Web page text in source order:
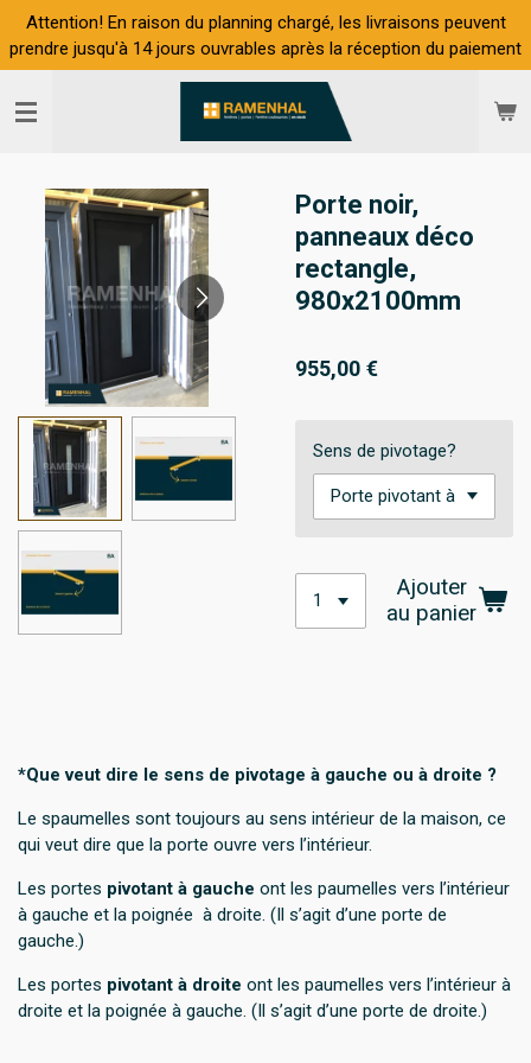
Passer
au
contenu
principal
Attention! En raison du planning chargé, les livraisons peuvent
prendre jusqu'à 14 jours ouvrables après la réception du paiement
Porte noir,
panneaux déco
rectangle,
980x2100mm
955,00 €
Sens de pivotage?
Ajouter
au panier
*Que veut dire le sens de pivotage à gauche ou à droite ?
Le spaumelles sont toujours au sens intérieur de la maison, ce
qui veut dire que la porte ouvre vers l’intérieur.
Les portes pivotant à gauche ont les paumelles vers l’intérieur
à gauche et la poignée à droite. (Il s’agit d’une porte de
gauche.)
Les portes pivotant à droite ont les paumelles vers l’intérieur à
droite et la poignée à gauche. (Il s’agit d’une porte de droite.)